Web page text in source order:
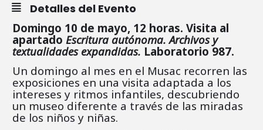
Detalles del Evento
Domingo 10 de mayo, 12 horas. Visita al
apartado Escritura autónoma. Archivos y
textualidades expandidas. Laboratorio 987.
Un domingo al mes en el Musac recorren las
exposiciones en una visita adaptada a los
intereses y ritmos infantiles, descubriendo
un museo diferente a través de las miradas
de los niños y niñas.